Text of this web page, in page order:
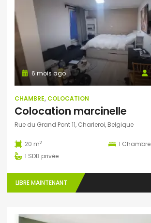
6 mois ago
CHAMBRE, COLOCATION
Colocation marcinelle
Rue du Grand Pont 11, Charleroi, Belgique
20 m2 1 Chambre
1 SDB privée
LIBRE MAINTENANT